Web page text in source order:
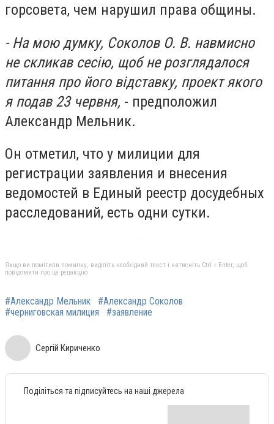
горсовета, чем нарушил права общины.
- На мою думку, Соколов О. В. навмисно
не скликав сесію, щоб не розглядалося
питання про його відставку, проект якого
я подав 23 червня, - предположил
Александр Мельник.
Он отметил, что у милиции для
регистрации заявления и внесения
ведомостей в Единый реестр досудебных
расследований, есть одни сутки.
Якщо ви помітили помилку, виділіть необхідний текст і натисніть Ctrl + Enter, щоб
повідомити про це редакцію
#Александр Мельник
#Александр Соколов
#черниговская милиция
#заявление
Сергій Кириченко
Поділіться та підписуйтесь на наші джерела